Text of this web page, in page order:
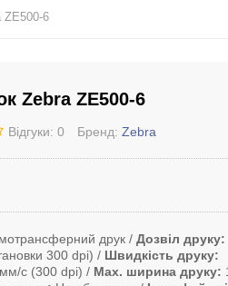
ZE500-6
Zebra ZE500-6
Відгуки: 0 Бренд: Zebra
друк
Дозвіл друку
300 dpi)
Швидкість друку
с (300 dpi)
Max. ширина друку